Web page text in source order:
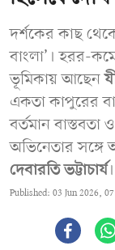
দর্শকের কাছ
বাংলা’। হরর-
ভূমিকায় আছেন
একতা কাপুরের
বর্তমান বাস্তবতা
অভিনেতার সঙ্গে
দেবারতি ভট্টাচার্য।
Published: 03 Jun 2026,